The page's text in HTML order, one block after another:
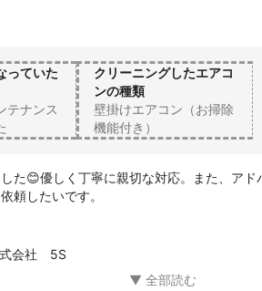
っていた
テナンス
クリーニングしたエアコ
ンの種類
壁掛けエアコン（お掃除
機能付き）
た😊優しく丁寧に親切な対応。また、アド
頼したいです。
会社 5S